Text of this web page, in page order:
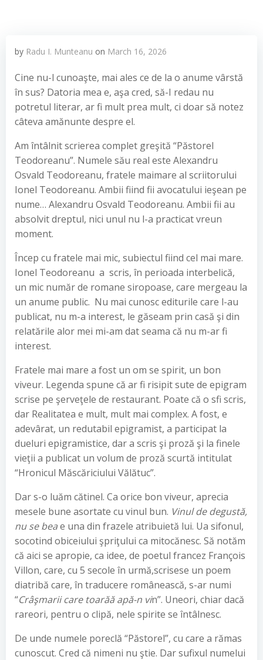
by Radu I. Munteanu on March 16, 2026
Cine nu-l cunoaşte, mai ales ce de la o anume vârstă
în sus? Datoria mea e, aşa cred, să-I redau nu
potretul literar, ar fi mult prea mult, ci doar să notez
câteva amănunte despre el.
Am întâlnit scrierea complet greşită “Păstorel
Teodoreanu”. Numele său real este Alexandru
Osvald Teodoreanu, fratele maimare al scriitorului
Ionel Teodoreanu. Ambii fiind fii avocatului ieşean pe
nume… Alexandru Osvald Teodoreanu. Ambii fii au
absolvit dreptul, nici unul nu l-a practicat vreun
moment.
Încep cu fratele mai mic, subiectul fiind cel mai mare.
Ionel Teodoreanu a scris, în perioada interbelică,
un mic număr de romane siropoase, care mergeau la
un anume public. Nu mai cunosc editurile care l-au
publicat, nu m-a interest, le găseam prin casă şi din
relatările alor mei mi-am dat seama că nu m-ar fi
interest.
Fratele mai mare a fost un om se spirit, un bon
viveur. Legenda spune că ar fi risipit sute de epigram
scrise pe şerveţele de restaurant. Poate că o sfi scris,
dar Realitatea e mult, mult mai complex. A fost, e
adevârat, un redutabil epigramist, a participat la
dueluri epigramistice, dar a scris şi proză şi la finele
vieţii a publicat un volum de proză scurtă intitulat
“Hronicul Măscăriciului Vălătuc”.
Dar s-o luăm cătinel. Ca orice bon viveur, aprecia
mesele bune asortate cu vinul bun. Vinul de degustă,
nu se beae una din frazele atribuietă lui. Ua sifonul,
socotind obiceiului şpriţului ca mitocănesc. Să notăm
că aici se apropie, ca idee, de poetul francez François
Villon, care, cu 5 secole în urmă,scrisese un poem
diatribă care, în traducere românească, s-ar numi
“Crâşmarii care toarăă apă-n vin”. Uneori, chiar dacă
rareori, pentru o clipă, nele spirite se întâlnesc.
De unde numele poreclă “Păstorel”, cu care a rămas
cunoscut. Cred că nimeni nu ştie. Dar sufixul numelui